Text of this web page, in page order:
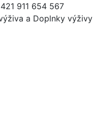
911 654 567
a Doplnky výživy